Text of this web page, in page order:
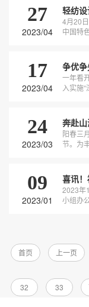
第一党
省革命
27
2023/04
4月20
中国特
作会议
进行动
17
2023/04
争优
一年看
入实施
季度，
过程咨
24
2023/03
阳春三
节。为
展春游
大家充
09
2023/01
2023年
小组办
首页
上一页
32
33